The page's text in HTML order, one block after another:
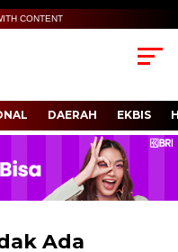
CONTENT
DAERAH EKBIS
Ada